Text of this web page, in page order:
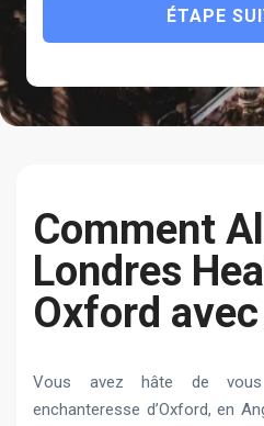
ÉTAPE
Сomment
Londres
Oxford
Vous avez hâte de
enchanteresse d’Oxford, en